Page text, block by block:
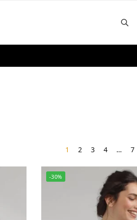
1 2 3 4 … 7
-30%